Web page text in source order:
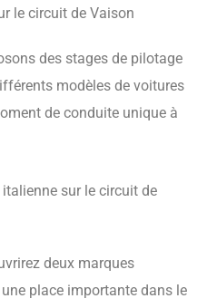
le circuit de Vaison
des stages de pilotage
modèles de voitures
de conduite unique à
sur le circuit de
deux marques
place importante dans le